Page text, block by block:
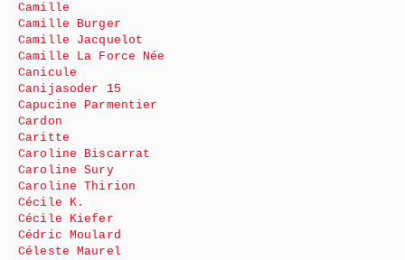
Camille
Camille Burger
Camille Jacquelot
Camille La Force Née
Canicule
Canijasoder 15
Capucine Parmentier
Cardon
Caritte
Caroline Biscarrat
Caroline Sury
Caroline Thirion
Cécile K.
Cécile Kiefer
Cédric Moulard
Céleste Maurel